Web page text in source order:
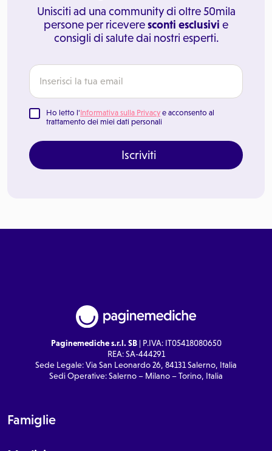
Unisciti ad una community di oltre 50mila
persone per riceveresconti esclusivi e
consigli di salute dai nostri esperti.
Ho letto l'Informativa sulla Privacy e acconsento al
trattamento dei miei dati personali
Iscriviti
Paginemediche s.r.l. SB| P.IVA: IT05418080650
REA: SA-444291
Sede Legale: Via San Leonardo 26, 84131 Salerno, Italia
Sedi Operative: Salerno – Milano – Torino, Italia
Famiglie